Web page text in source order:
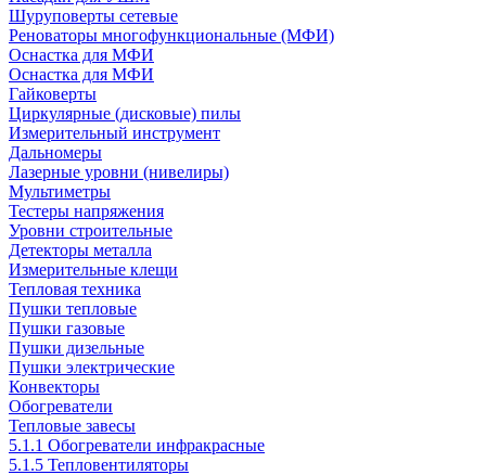
Шуруповерты сетевые
Реноваторы многофункциональные (МФИ)
Оснастка для МФИ
Оснастка для МФИ
Гайковерты
Циркулярные (дисковые) пилы
Измерительный инструмент
Дальномеры
Лазерные уровни (нивелиры)
Мультиметры
Тестеры напряжения
Уровни строительные
Детекторы металла
Измерительные клещи
Тепловая техника
Пушки тепловые
Пушки газовые
Пушки дизельные
Пушки электрические
Конвекторы
Обогреватели
Тепловые завесы
5.1.1 Обогреватели инфракрасные
5.1.5 Тепловентиляторы